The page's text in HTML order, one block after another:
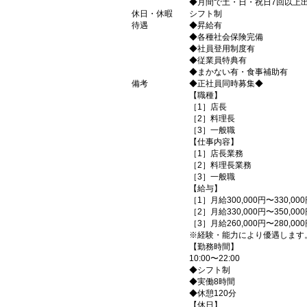
◆月間で土・日・祝日7回以上
休日・休暇
シフト制
待遇
◆昇給有
◆各種社会保険完備
◆社員登用制度有
◆従業員特典有
◆まかない有・食事補助有
備考
◆正社員同時募集◆
【職種】
［1］店長
［2］料理長
［3］一般職
【仕事内容】
［1］店長業務
［2］料理長業務
［3］一般職
【給与】
［1］月給300,000円〜330,000
［2］月給330,000円〜350,000
［3］月給260,000円〜280,000
※経験・能力により優遇します。
【勤務時間】
10:00〜22:00
◆シフト制
◆実働8時間
◆休憩120分
【休日】